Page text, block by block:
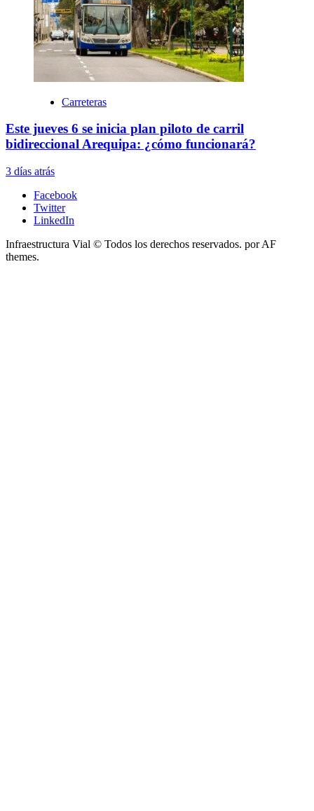
Carreteras
Este jueves 6 se inicia plan piloto de carril
bidireccional Arequipa: ¿cómo funcionará?
3 días atrás
Facebook
Twitter
LinkedIn
Infraestructura Vial © Todos los derechos reservados. por AF
themes.